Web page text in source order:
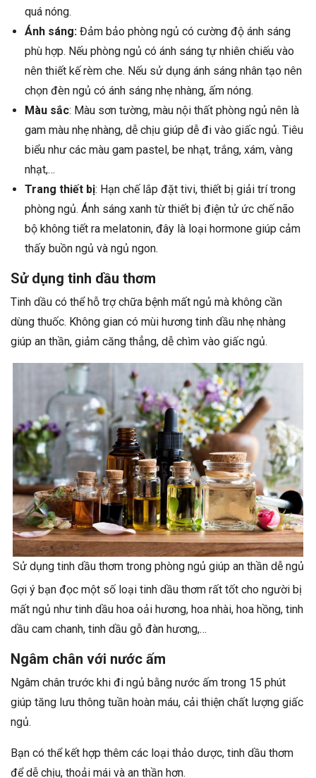
quá nóng.
Ánh sáng: Đảm bảo phòng ngủ có cường độ ánh sáng
phù hợp. Nếu phòng ngủ có ánh sáng tự nhiên chiếu vào
nên thiết kế rèm che. Nếu sử dụng ánh sáng nhân tạo nên
chọn đèn ngủ có ánh sáng nhẹ nhàng, ấm nóng.
Màu sắc: Màu sơn tường, màu nội thất phòng ngủ nên là
gam màu nhẹ nhàng, dễ chịu giúp dễ đi vào giấc ngủ. Tiêu
biểu như các màu gam pastel, be nhạt, trắng, xám, vàng
nhạt,…
Trang thiết bị: Hạn chế lắp đặt tivi, thiết bị giải trí trong
phòng ngủ. Ánh sáng xanh từ thiết bị điện tử ức chế não
bộ không tiết ra melatonin, đây là loại hormone giúp cảm
thấy buồn ngủ và ngủ ngon.
Sử dụng tinh dầu thơm
Tinh dầu có thể hỗ trợ chữa bệnh mất ngủ mà không cần
dùng thuốc. Không gian có mùi hương tinh dầu nhẹ nhàng
giúp an thần, giảm căng thẳng, dễ chìm vào giấc ngủ.
Sử dụng tinh dầu thơm trong phòng ngủ giúp an thần dễ ngủ
Gợi ý bạn đọc một số loại tinh dầu thơm rất tốt cho người bị
mất ngủ như tinh dầu hoa oải hương, hoa nhài, hoa hồng, tinh
dầu cam chanh, tinh dầu gỗ đàn hương,…
Ngâm chân với nước ấm
Ngâm chân trước khi đi ngủ bằng nước ấm trong 15 phút
giúp tăng lưu thông tuần hoàn máu, cải thiện chất lượng giấc
ngủ.
Bạn có thể kết hợp thêm các loại thảo dược, tinh dầu thơm
để dễ chịu, thoải mái và an thần hơn.